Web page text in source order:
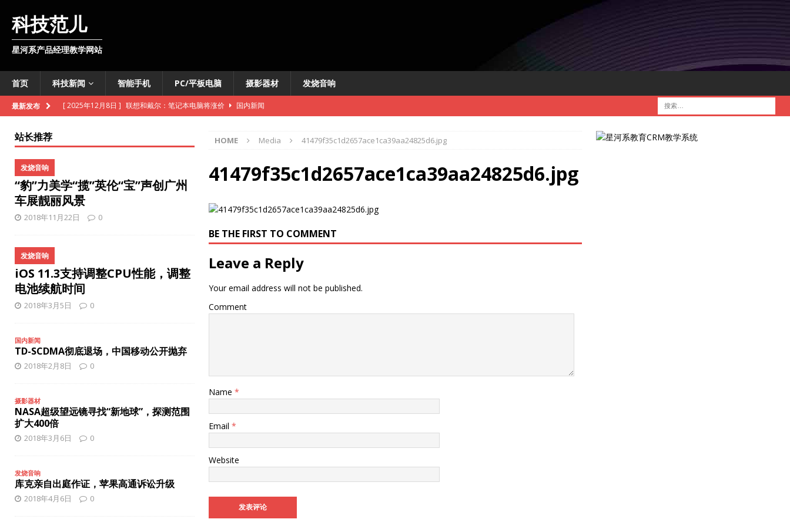
科技范儿
星河系产品经理教学网站
首页 科技新闻 智能手机 PC/平板电脑 摄影器材 发烧音响
最新发布 [ 2025年12月8日 ] 联想和戴尔：笔记本电脑将涨价
国内新闻
[ 2025年11月11日 ] 维基百科准备向数据爬虫收费
外媒快讯
国内新闻
[ 2025年10月28日 ] iPhone即将推出数字版护照
[ 2025年10月27日 ]
TCL推出智慧酒店电视机解决方案
国内新闻
雪佛兰新款Bolt售价低于3万美元
外媒快讯
[ 2025年10月27日 ]
苹果或将推出3款新iPhone手机
智能手机
[ 2025年12月8日 ]
iPhone 17 Pro缺少夜间人像模式？ 智能手机
HOME Media 41479f35c1d2657ace1ca39aa24825d6.jpg
41479f35c1d2657ace1ca39aa24825d6.jpg
BE THE FIRST TO COMMENT
Leave a Reply
Your email address will not be published.
Comment
Name *
Email *
Website
站长推荐
“豹”力美学“揽”英伦“宝”声创广州
车展靓丽风景
发烧音响
2018年11月22日 0
iOS 11.3支持调整CPU性能，调整
电池续航时间
发烧音响
2018年3月5日 0
国内新闻
TD-SCDMA彻底退场，中国移动公开抛弃
2018年2月8日 0
摄影器材
NASA超级望远镜寻找“新地球”，探测范围
扩大400倍
2018年3月6日 0
发烧音响
库克亲自出庭作证，苹果高通诉讼升级
2018年4月6日 0